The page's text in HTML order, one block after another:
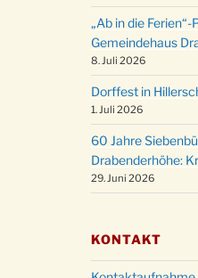
„Ab in die
Gemeindehaus
8. Juli 2026
Dorffest in
1. Juli 2026
60 Jahre
Drabenderhöhe:
29. Juni 2026
KONTAKT